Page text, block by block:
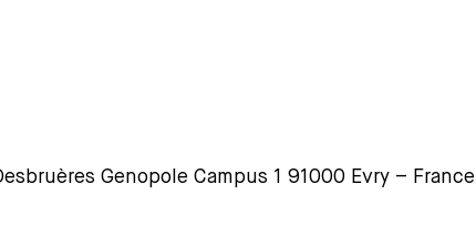
Genopole Campus 1 91000 Evry – France